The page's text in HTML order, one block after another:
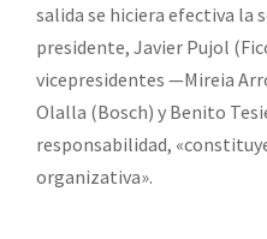
salida se hiciera efectiva la
presidente, Javier Pujol
vicepresidentes —Mireia
Olalla (Bosch) y Benito
responsabilidad,
organizativa».